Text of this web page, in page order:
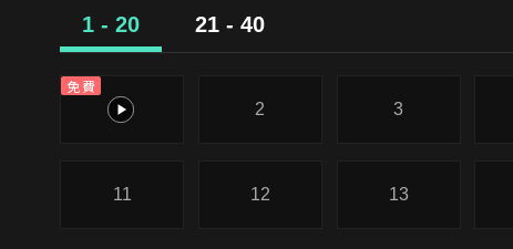
1 - 20 21 - 40
免費
1
2 3
11 12 13